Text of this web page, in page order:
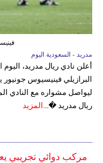
مدريد - السعودية اليوم
أعلن نادي ريال مدريد،
ليواصل مشواره مع النادي
ريال مدريد �...
المزيد
مركب دوائي تجريبي